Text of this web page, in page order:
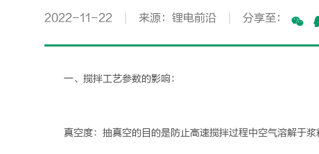
2022-11-22 来源：锂电前沿 分享至：
一、搅拌工艺参数的影响：
真空度：抽真空的目的是防止高速搅拌过程中空气溶解于浆